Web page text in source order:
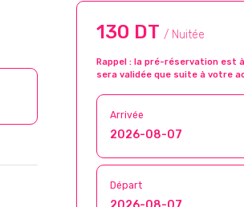
130 DT / Nuitée
Rappel : la pré-réservation est
sera validée que suite à votre
Arrivée
Départ